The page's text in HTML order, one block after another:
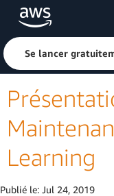
Passer au contenu
Cliquer ici
Se lancer
Learning
Publié le: Jul 24, 2019